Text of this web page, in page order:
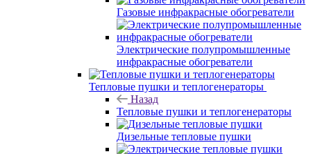
Газовые инфракрасные обогреватели
Электрические полупромышленные
инфракрасные обогреватели
Тепловые пушки и теплогенераторы
Назад
Тепловые пушки и теплогенераторы
Дизельные тепловые пушки